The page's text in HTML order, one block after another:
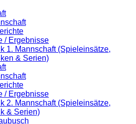
/ Ergebnisse
1. Mannschaft (Spieleinsätze,
& Serien)
/ Ergebnisse
2. Mannschaft (Spieleinsätze,
& Serien)